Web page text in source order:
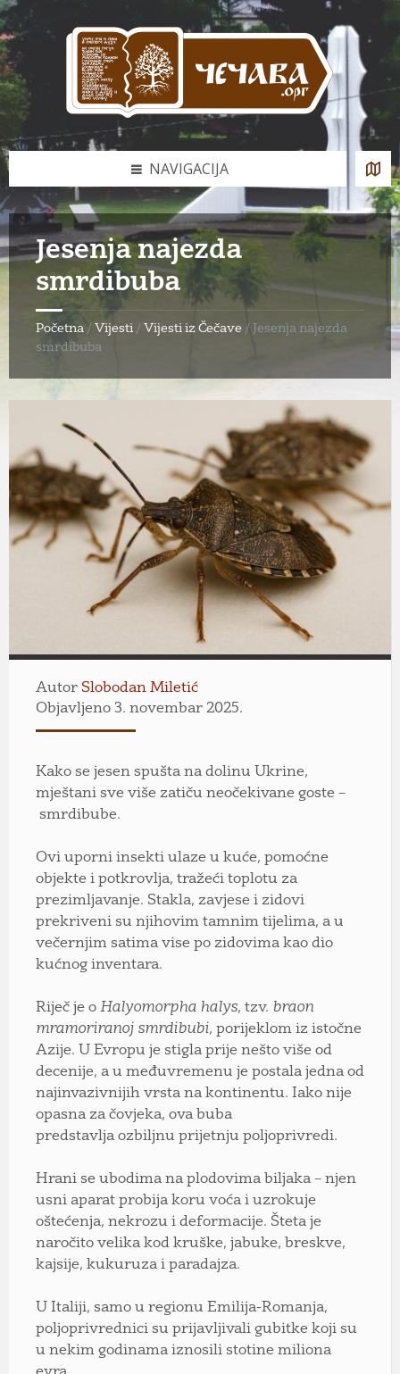
Skip
to
content
Skip
to
left
sidebar
Skip
to
footer
NAVIGACIJA
Jesenja najezda
smrdibuba
Početna / Vijesti / Vijesti iz Čečave / Jesenja najezda
smrdibuba
Autor Slobodan Miletić
Objavljeno 3. novembar 2025.
Kako se jesen spušta na dolinu Ukrine,
mještani sve više zatiču neočekivane goste –
smrdibube.
Ovi uporni insekti ulaze u kuće, pomoćne
objekte i potkrovlja, tražeći toplotu za
prezimljavanje. Stakla, zavjese i zidovi
prekriveni su njihovim tamnim tijelima, a u
večernjim satima vise po zidovima kao dio
kućnog inventara.
Riječ je o Halyomorpha halys, tzv. braon
mramoriranoj smrdibubi, porijeklom iz istočne
Azije. U Evropu je stigla prije nešto više od
decenije, a u međuvremenu je postala jedna od
najinvazivnijih vrsta na kontinentu. Iako nije
opasna za čovjeka, ova buba
predstavlja ozbiljnu prijetnju poljoprivredi.
Hrani se ubodima na plodovima biljaka – njen
usni aparat probija koru voća i uzrokuje
oštećenja, nekrozu i deformacije. Šteta je
naročito velika kod kruške, jabuke, breskve,
kajsije, kukuruza i paradajza.
U Italiji, samo u regionu Emilija-Romanja,
poljoprivrednici su prijavljivali gubitke koji su
u nekim godinama iznosili stotine miliona